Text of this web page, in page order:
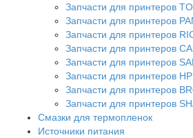
Запчасти для принтеров
Запчасти для принтеров
Запчасти для принтеров
Запчасти для принтеров
Запчасти для принтеров
Запчасти для принтеров HP
Запчасти для принтеров
Запчасти для принтеров
Смазки для термопленок
Источники питания